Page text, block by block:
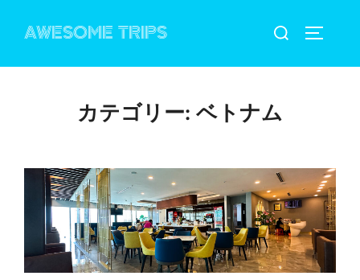
AWESOME TRIPS
検
対
カテゴリー: ベトナム